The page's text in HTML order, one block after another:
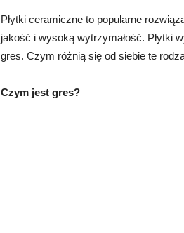
Płytki ceramiczne to popularne
jakość i wysoką wytrzymałość. Płytki
gres. Czym różnią się od siebie te
Czym jest gres?